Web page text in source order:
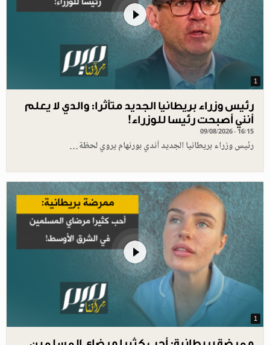
1
رئيس وزراء بريطانيا الجديد متأثرا: والدي لا يعلم
أنني أصبحت رئيسا للوزراء!
09/08/2026 - 16:15
رئيس وزراء بريطانيا الجديد آندي بورنهام يروي لحظة…
1